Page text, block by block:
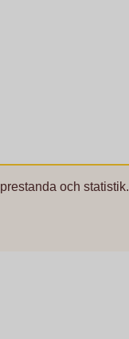
och statistik.